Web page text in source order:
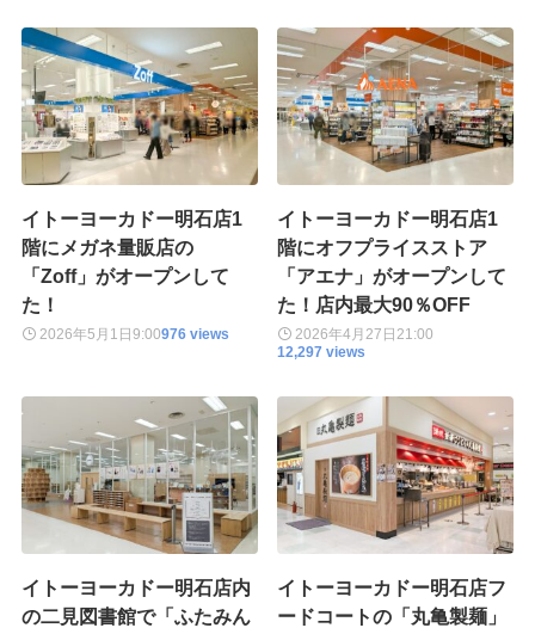
イトーヨーカドー明石店1
階にメガネ量販店の
「Zoff」がオープンして
た！
2026年5月1日 9:00976 views
イトーヨーカドー明石店1
階にオフプライスストア
「アエナ」がオープンして
た！店内最大90％OFF
2026年4月27日21:00
12,297 views
イトーヨーカドー明石店内
の二見図書館で「ふたみん
イトーヨーカドー明石店フ
ードコートの「丸亀製麺」